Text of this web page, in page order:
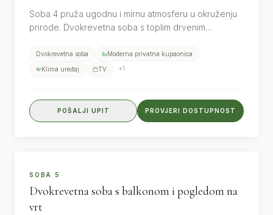
Soba 4 pruža ugodnu i mirnu atmosferu u okruženju
prirode. Dvokrevetna soba s toplim drvenim
pogledom na vrt, savršena za parove ili goste koji
traže opuštanje i tišinu.
Dvokrevetna soba Moderna privatna kupaonica
Klima uređaj TV +1
POŠALJI UPIT PROVJERI DOSTUPNOST
SOBA 5
Dvokrevetna soba s balkonom i pogledom na
vrt